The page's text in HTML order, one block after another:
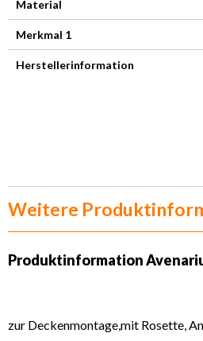
Material
Merkmal 1
Herstellerinformation
Weitere
Produktinformation
zur Deckenmontage,mit Rosette,